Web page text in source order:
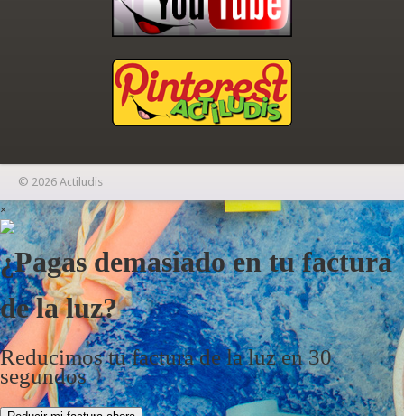
© 2026 Actiludis
×
¿Pagas demasiado en tu factura
de la luz?
Reducimos tu factura de la luz en 30
segundos